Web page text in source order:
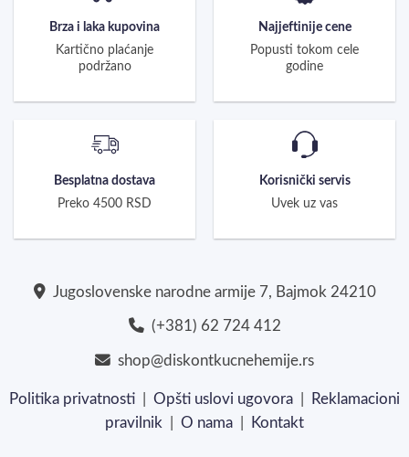
Brza i laka kupovina
Kartično plaćanje
podržano
Najjeftinije cene
Popusti tokom cele
godine
Besplatna dostava
Preko 4500 RSD
Korisnički servis
Uvek uz vas
Jugoslovenske narodne armije 7, Bajmok 24210
(+381) 62 724 412
shop@diskontkucnehemije.rs
Politika privatnosti Opšti uslovi ugovora
Reklamacioni
pravilnik
O nama Kontakt